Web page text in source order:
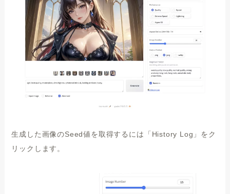
生成した画像のSeed値を取得するには「History Log」をク
リックします。